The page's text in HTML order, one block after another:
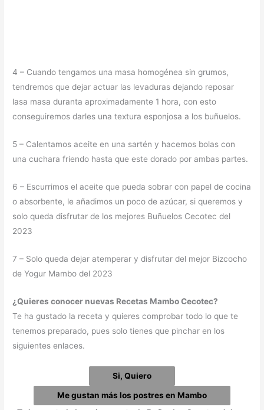
4 – Cuando tengamos una masa homogénea sin grumos,
tendremos que dejar actuar las levaduras dejando reposar
lasa masa duranta aproximadamente 1 hora, con esto
conseguiremos darles una textura esponjosa a los buñuelos.
5 – Calentamos aceite en una sartén y hacemos bolas con
una cuchara friendo hasta que este dorado por ambas partes.
6 – Escurrimos el aceite que pueda sobrar con papel de cocina
o absorbente, le añadimos un poco de azúcar, si queremos y
solo queda disfrutar de los mejores Buñuelos Cecotec del
2023
7 – Solo queda dejar atemperar y disfrutar del mejor Bizcocho
de Yogur Mambo del 2023
¿Quieres conocer nuevas Recetas Mambo Cecotec?
Te ha gustado la receta y quieres comprobar todo lo que te
tenemos preparado, pues solo tienes que pinchar en los
siguientes enlaces.
Si, Quiero
Me gustan más los postres en Mambo